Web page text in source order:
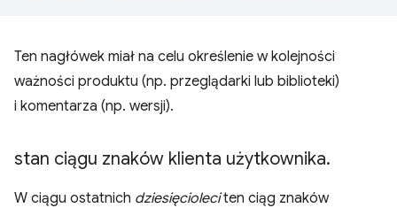
Ten nagłówek miał na celu określenie w kolejności
ważności produktu (np. przeglądarki lub biblioteki)
i komentarza (np. wersji).
stan ciągu znaków klienta użytkownika.
W ciągu ostatnich dziesięcioleciten ciąg znaków